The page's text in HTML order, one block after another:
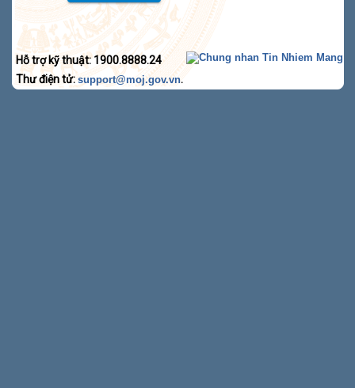
Hỗ trợ kỹ thuật: 1900.8888.24
Thư điện tử: support@moj.gov.vn.